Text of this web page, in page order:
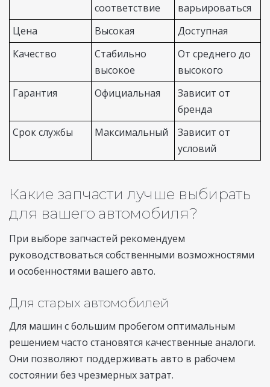
соответствие
варьироваться
Цена
Высокая
Доступная
Качество
Стабильно
высокое
От среднего до
высокого
Гарантия
Официальная
Зависит от
бренда
Срок службы
Максимальный
Зависит от
условий
Какие запчасти лучше выбирать
для вашего автомобиля?
При выборе запчастей рекомендуем
руководствоваться собственными возможностями
и особенностями вашего авто.
Для старых автомобилей
Для машин с большим пробегом оптимальным
решением часто становятся качественные аналоги.
Они позволяют поддерживать авто в рабочем
состоянии без чрезмерных затрат.